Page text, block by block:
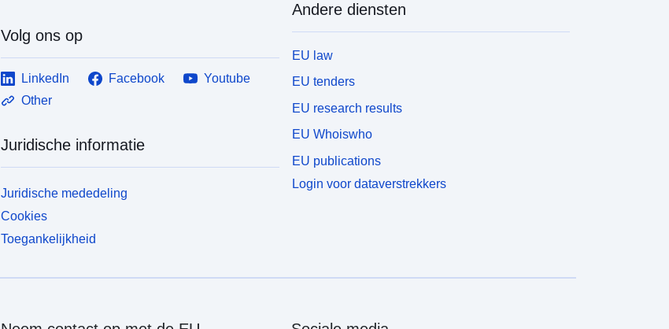
Volg ons op
LinkedIn Facebook
Youtube
Other
Juridische informatie
Juridische mededeling
Cookies
Toegankelijkheid
Andere diensten
EU law
EU tenders
EU research results
EU Whoiswho
EU publications
Login voor dataverstrekkers